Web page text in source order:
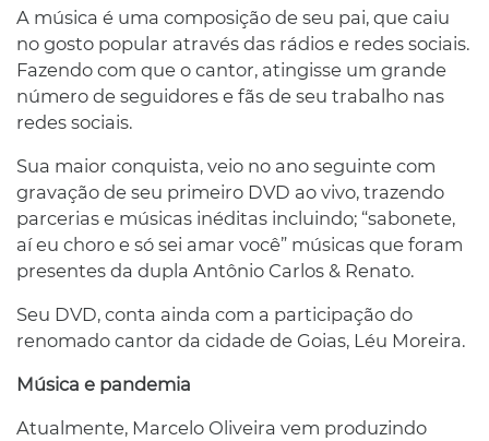
A música é uma composição de seu pai, que caiu
no gosto popular através das rádios e redes sociais.
Fazendo com que o cantor, atingisse um grande
número de seguidores e fãs de seu trabalho nas
redes sociais.
Sua maior conquista, veio no ano seguinte com
gravação de seu primeiro DVD ao vivo, trazendo
parcerias e músicas inéditas incluindo; “sabonete,
aí eu choro e só sei amar você” músicas que foram
presentes da dupla Antônio Carlos & Renato.
Seu DVD, conta ainda com a participação do
renomado cantor da cidade de Goias, Léu Moreira.
Música e pandemia
Atualmente, Marcelo Oliveira vem produzindo